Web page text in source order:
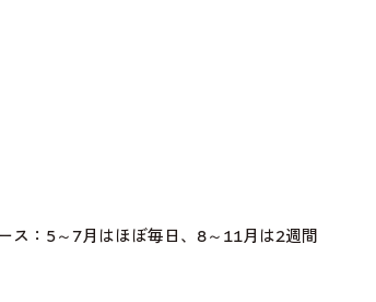
：5～7月はほぼ毎日、8～11月は2週間